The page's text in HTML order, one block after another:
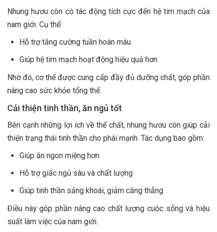
Nhung hươu còn có tác động tích cực đến hệ tim mạch của
nam giới. Cụ thể:
Hỗ trợ tăng cường tuần hoàn máu
Giúp hệ tim mạch hoạt động hiệu quả hơn
Nhờ đó, cơ thể được cung cấp đầy đủ dưỡng chất, góp phần
nâng cao sức khỏe tổng thể.
Cải thiện tinh thần, ăn ngủ tốt
Bên cạnh những lợi ích về thể chất, nhung hươu còn giúp cải
thiện trạng thái tinh thần cho phái mạnh. Tác dụng bao gồm:
Giúp ăn ngon miệng hơn
Hỗ trợ giấc ngủ sâu và chất lượng
Giúp tinh thần sảng khoái, giảm căng thẳng
Điều này góp phần nâng cao chất lượng cuộc sống và hiệu
suất làm việc của nam giới.